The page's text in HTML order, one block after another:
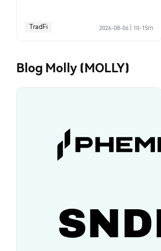
TradFi 2026-08-06 10-15m
Blog Molly (MOLLY)